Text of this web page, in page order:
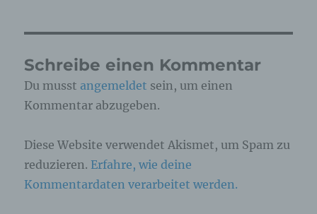
Schreibe einen Kommentar
Du musst angemeldet sein, um einen
Kommentar abzugeben.
Diese Website verwendet Akismet, um Spam zu
reduzieren. Erfahre, wie deine
Kommentardaten verarbeitet werden.